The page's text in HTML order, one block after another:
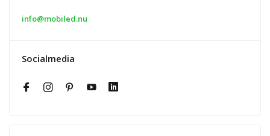
info@mobiled.nu
Socialmedia